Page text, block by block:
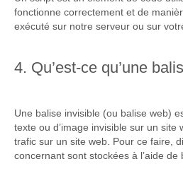
fonctionne correctement et de
exécuté sur notre serveur ou sur
4. Qu’est-ce qu’une
Une balise invisible (ou balise web)
texte ou d’image invisible sur un site
trafic sur un site web. Pour ce faire,
concernant sont stockées à l’aide de